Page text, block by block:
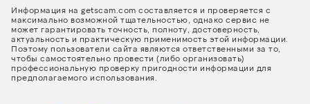
Информация на getscam.com составляется и проверяется с
максимально возможной тщательностью, однако сервис не
может гарантировать точность, полноту, достоверность,
актуальность и практическую применимость этой информации.
Поэтому пользователи сайта являются ответственными за то,
чтобы самостоятельно провести (либо организовать)
профессиональную проверку пригодности информации для
предполагаемого использования.